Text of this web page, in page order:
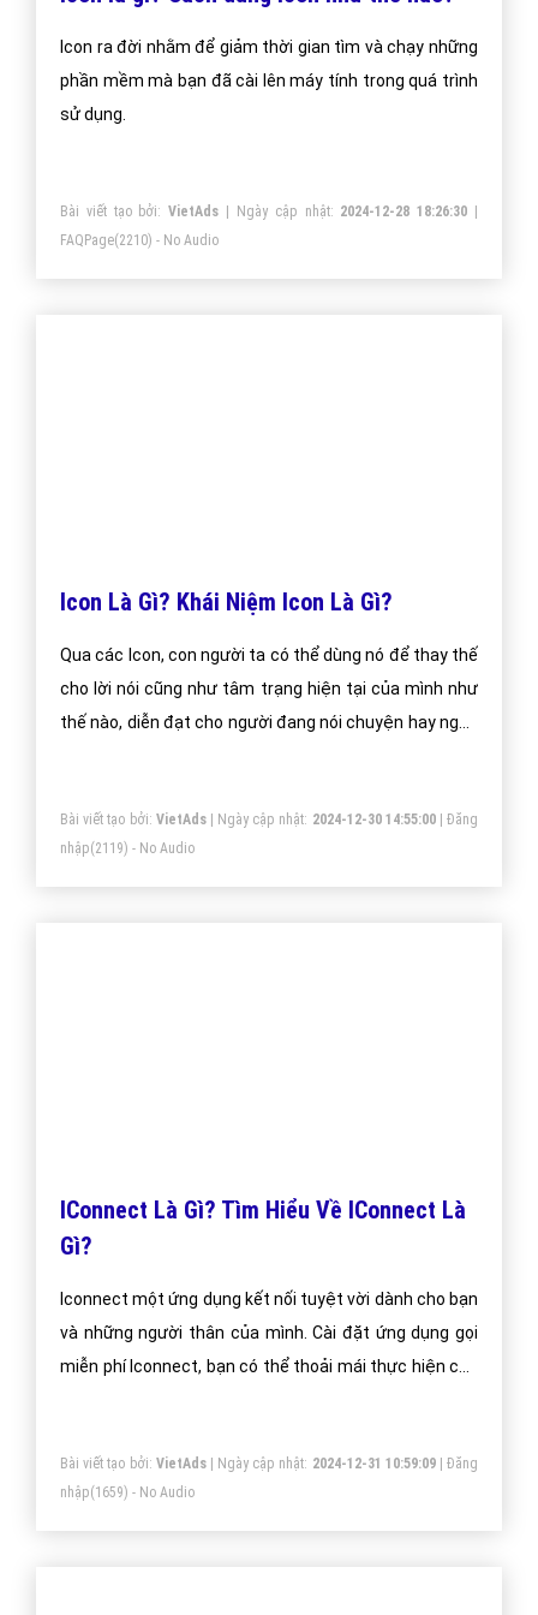
Icon ra đời nhằm để giảm thời gian tìm và chạy những
phần mềm mà bạn đã cài lên máy tính trong quá trình
sử dụng.
Bài viết tạo bởi:VietAds | Ngày cập nhật: 2024-12-28 18:26:30 |
FAQPage(2210) - No Audio
Icon Là Gì? Khái Niệm Icon Là Gì?
Qua các Icon, con người ta có thể dùng nó để thay thế
cho lời nói cũng như tâm trạng hiện tại của mình như
thế nào, diễn đạt cho người đang nói chuyện hay nghe
Bài viết tạo bởi: VietAds| Ngày cập nhật: 2024-12-30 14:55:00|Đăng
nhập(2119) - No Audio
IConnect Là Gì? Tìm Hiểu Về IConnect Là
Gì?
Iconnect một ứng dụng kết nối tuyệt vời dành cho bạn
và những người thân của mình. Cài đặt ứng dụng gọi
miễn phí Iconnect, bạn có thể thoải mái thực hiện các
cài đặt ứng dụng Iconnect như bạn.
Bài viết tạo bởi: VietAds| Ngày cập nhật: 2024-12-31 10:59:09|Đăng
nhập(1659) - No Audio